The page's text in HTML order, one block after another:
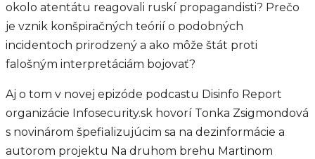
okolo atentátu reagovali ruskí propagandisti? Prečo
je vznik konšpiračných teórií o podobných
incidentoch prirodzený a ako môže štát proti
falošným interpretáciám bojovať?
Aj o tom v novej epizóde podcastu Disinfo Report
organizácie Infosecurity.sk hovorí Tonka Zsigmondová
s novinárom špefializujúcim sa na dezinformácie a
autorom projektu Na druhom brehu Martinom